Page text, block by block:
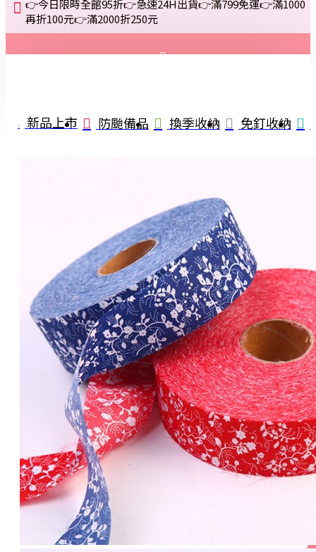
👉今日限時全館95折👉急速24H出貨👉滿799免運👉滿1000
再折100元👉滿2000折250元
註冊
新品上市 防颱備品 換季收納 免釘收納